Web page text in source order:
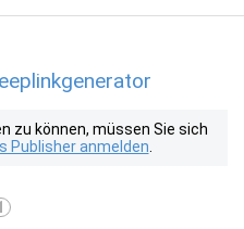
zu können, müssen Sie sich
Publisher anmelden